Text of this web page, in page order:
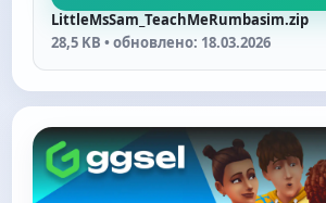
LittleMsSam_TeachMeRumbasim.zip
28,5 KB • обновлено: 18.03.2026